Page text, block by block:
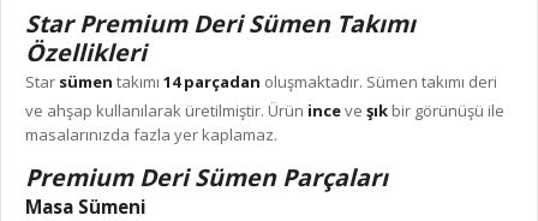
Star Premium Deri Sümen Takımı
Özellikleri
Star sümen takımı 14 parçadan oluşmaktadır. Sümen takımı deri
ve ahşap kullanılarak üretilmiştir. Ürün inceve şık bir görünüşü ile
masalarınızda fazla yer kaplamaz.
Premium Deri Sümen Parçaları
Masa Sümeni